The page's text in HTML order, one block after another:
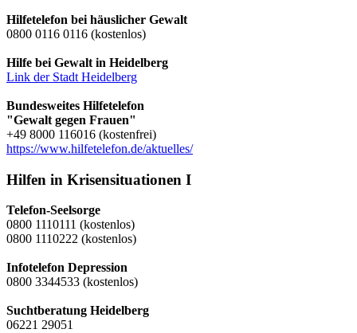
Hilfetelefon bei häuslicher Gewalt
0800 0116 0116 (kostenlos)
Hilfe bei Gewalt in Heidelberg
Link der Stadt Heidelberg
Bundesweites Hilfetelefon
"Gewalt gegen Frauen"
+49 8000 116016 (kostenfrei)
https://www.hilfetelefon.de/aktuelles/
Hilfen in Krisensituationen I
Telefon-Seelsorge
0800 1110111 (kostenlos)
0800 1110222 (kostenlos)
Infotelefon Depression
0800 3344533 (kostenlos)
Suchtberatung Heidelberg
06221 29051